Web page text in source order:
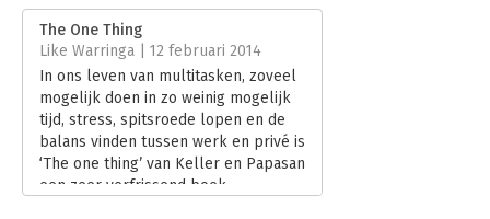
'The ONE Thing' is een nr. 1 New York Times bestseller.
Druk:
Verschijningsdatum:
25-6-2013
Hoofdrubriek: Persoonlijke effectiviteit
The One Thing
Like Warringa | 12 februari 2014
In ons leven van multitasken, zoveel
mogelijk doen in zo weinig mogelijk
tijd, stress, spitsroede lopen en de
balans vinden tussen werk en privé is
‘The one thing’ van Keller en Papasan
een zeer verfrissend boek.